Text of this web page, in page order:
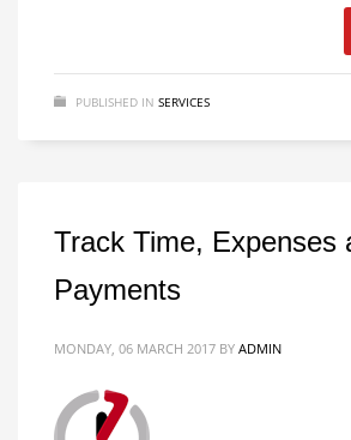
PUBLISHED IN SERVICES
Track Time, Expenses
Payments
MONDAY, 06 MARCH 2017 BY ADMIN